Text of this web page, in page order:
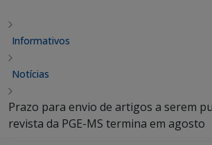
Informativos
Notícias
Prazo para envio de artigos a serem
revista da PGE-MS termina em agosto